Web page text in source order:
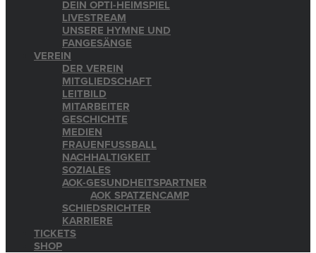
DEIN OPTI-HEIMSPIEL
LIVESTREAM
UNSERE HYMNE UND
FANGESÄNGE
VEREIN
DER VEREIN
MITGLIEDSCHAFT
LEITBILD
MITARBEITER
GESCHICHTE
MEDIEN
FRAUENFUSSBALL
NACHHALTIGKEIT
SOZIALES
AOK-GESUNDHEITSPARTNER
AOK SPATZENCAMP
SCHIEDSRICHTER
KARRIERE
TICKETS
SHOP